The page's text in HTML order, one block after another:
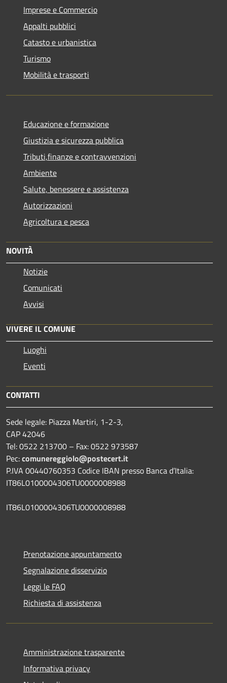
Imprese e Commercio
Appalti pubblici
Catasto e urbanistica
Turismo
Mobilità e trasporti
Educazione e formazione
Giustizia e sicurezza pubblica
Tributi,finanze e contravvenzioni
Ambiente
Salute, benessere e assistenza
Autorizzazioni
Agricoltura e pesca
NOVITÀ
Notizie
Comunicati
Avvisi
VIVERE IL COMUNE
Luoghi
Eventi
CONTATTI
Sede legale: Piazza Martiri, 1-2-3,
CAP 42046
Tel: 0522 213700 – Fax: 0522 973587
Pec:comunereggiolo@postecert.it
P.IVA 00440760353 Codice IBAN presso Banca d’Italia:
IT86L0100004306TU0000008988
IT86L0100004306TU0000008988
Prenotazione appuntamento
Segnalazione disservizio
Leggi le FAQ
Richiesta di assistenza
Amministrazione trasparente
Informativa privacy